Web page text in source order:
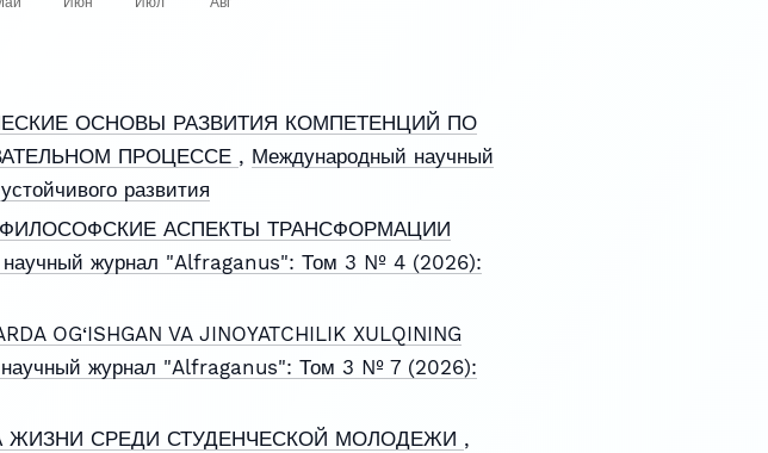
ОСНОВЫ РАЗВИТИЯ КОМПЕТЕНЦИЙ ПО
ПРОЦЕССЕ , Международный научный
развития
АСПЕКТЫ ТРАНСФОРМАЦИИ
научный журнал "Alfraganus": Том 3 № 4 (2026):
OG‘ISHGAN VA JINOYATCHILIK XULQINING
журнал "Alfraganus": Том 3 № 7 (2026):
ЖИЗНИ СРЕДИ СТУДЕНЧЕСКОЙ МОЛОДЕЖИ ,